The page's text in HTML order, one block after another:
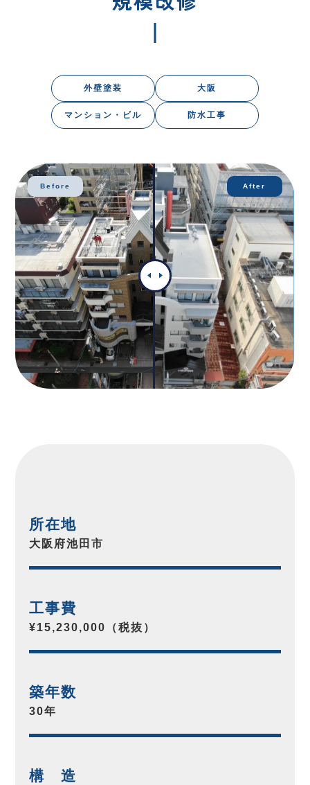
外壁塗装 大阪
マンション・ビル 防水工事
所在地
大阪府池田市
工事費
¥15,230,000（税抜）
築年数
30年
構 造